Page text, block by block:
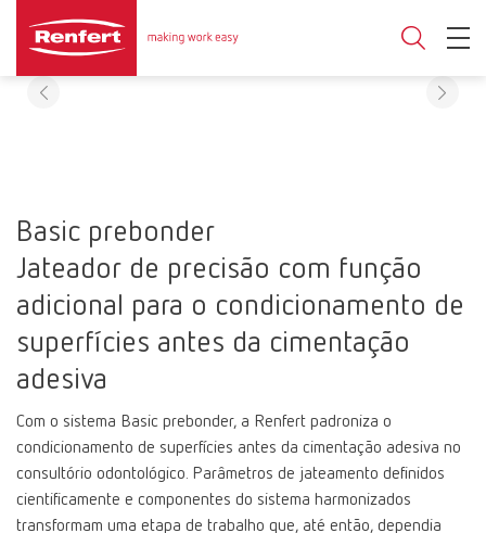
Basic prebonder
Jateador de precisão com função
adicional para o condicionamento de
superfícies antes da cimentação
adesiva
Com o sistema Basic prebonder, a Renfert padroniza o
condicionamento de superfícies antes da cimentação adesiva no
consultório odontológico. Parâmetros de jateamento definidos
cientificamente e componentes do sistema harmonizados
transformam uma etapa de trabalho que, até então, dependia